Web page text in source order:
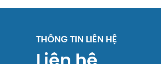
THÔNG TIN LIÊN HỆ